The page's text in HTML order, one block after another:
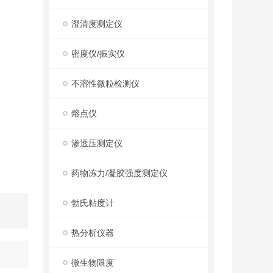
澄清度测定仪
密度仪/振实仪
不溶性微粒检测仪
熔点仪
渗透压测定仪
药物冻力/凝胶强度测定仪
勃氏粘度计
热分析仪器
微生物限度